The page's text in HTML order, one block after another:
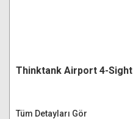
Thinktank Airport 4-Sight
Tüm Detayları Gör